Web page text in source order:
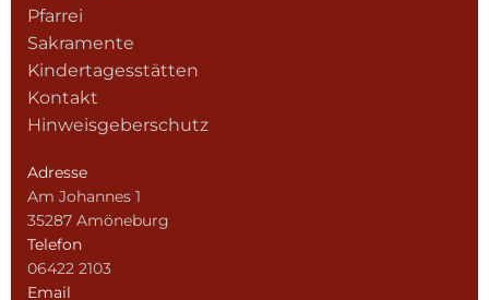
Pfarrei
Sakramente
Kindertagesstätten
Kontakt
Hinweisgeberschutz
Adresse
Am Johannes 1
35287 Amöneburg
Telefon
06422 2103
Email